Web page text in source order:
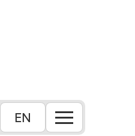
EN